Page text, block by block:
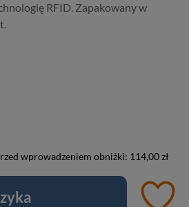
RFID. Zapakowany w
wprowadzeniem obniżki: 114,00 zł